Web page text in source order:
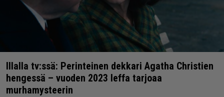
Illalla tv:ssä: Perinteinen dekkari Agatha Christien
hengessä – vuoden 2023 leffa tarjoaa
murhamysteerin